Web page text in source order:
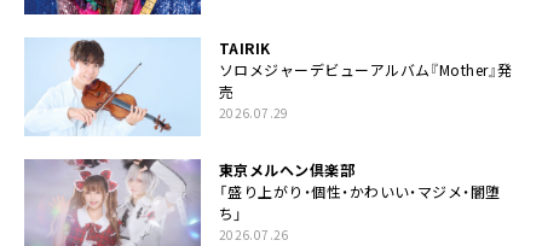
TAIRIK
ソロメジャーデビューアルバム『Mother』発
売
2026.07.29
東京メルヘン倶楽部
「盛り上がり・個性・かわいい・マジメ・闇堕
ち」
2026.07.26